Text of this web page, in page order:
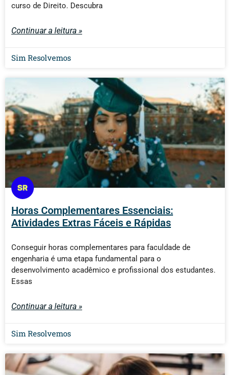
curso de Direito. Descubra
Continuar a leitura »
Sim Resolvemos
Horas Complementares Essenciais:
Atividades Extras Fáceis e Rápidas
Conseguir horas complementares para faculdade de
engenharia é uma etapa fundamental para o
desenvolvimento acadêmico e profissional dos estudantes.
Essas
Continuar a leitura »
Sim Resolvemos